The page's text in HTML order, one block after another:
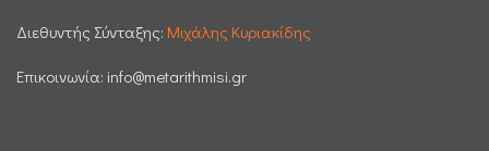
Διεθυντής Σύνταξης: Μιχάλης Κυριακίδης
Επικοινωνία: info@metarithmisi.gr